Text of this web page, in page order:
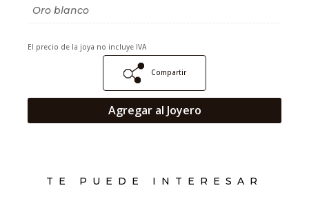
Oro blanco
El precio de la joya no incluye IVA
Compartir
Agregar al Joyero
TE PUEDE INTERESAR